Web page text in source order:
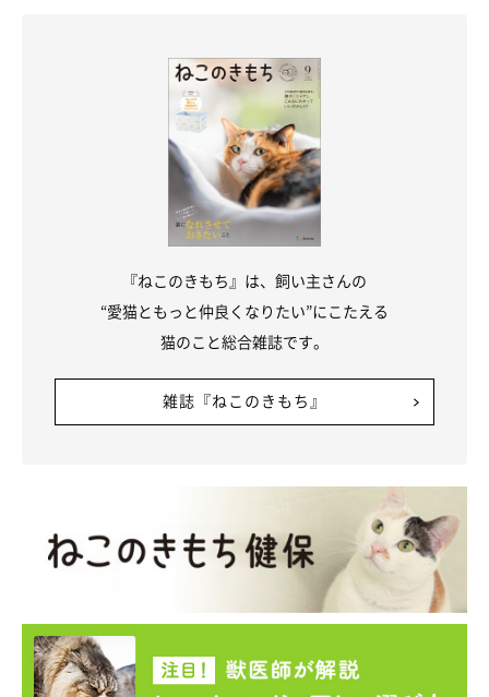
『ねこのきもち』は、飼い主さんの
“愛猫ともっと仲良くなりたい”にこたえる
猫のこと総合雑誌です。
雑誌『ねこのきもち』